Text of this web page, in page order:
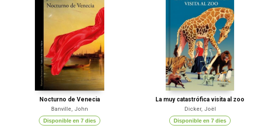
Nocturno de Venecia
Banville, John
Disponible en 7 dies
La muy catastrófica visita al zoo
Dicker, Joël
Disponible en 7 dies